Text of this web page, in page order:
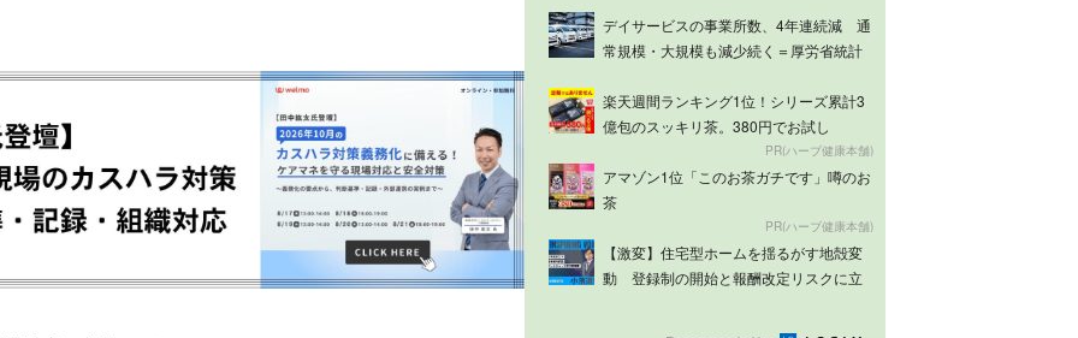
デイサービスの事業所数、4年連続減 通
常規模・大規模も減少続く＝厚労省統計
楽天週間ランキング1位！シリーズ累計3
億包のスッキリ茶。380円でお試し
PR(ハーブ健康本舗)
アマゾン1位「このお茶ガチです」噂のお
茶
PR(ハーブ健康本舗)
【激変】住宅型ホームを揺るがす地殻変
動 登録制の開始と報酬改定リスクに立